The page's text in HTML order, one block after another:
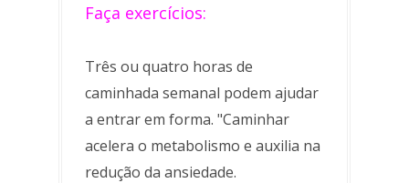
Faça exercícios:
Três ou quatro horas de
caminhada semanal podem ajudar
a entrar em forma. "Caminhar
acelera o metabolismo e auxilia na
redução da ansiedade.